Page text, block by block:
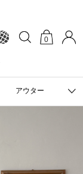
0
アウター